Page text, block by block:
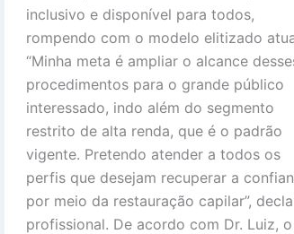
inclusivo e disponível para todos,
rompendo com o modelo elitizado
“Minha meta é ampliar o alcance
procedimentos para o grande público
interessado, indo além do segmento
restrito de alta renda, que é o padrão
vigente. Pretendo atender a todos os
perfis que desejam recuperar a
por meio da restauração capilar”,
profissional. De acordo com Dr. Luiz, o